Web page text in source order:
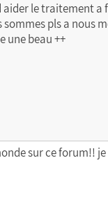
aider le traitement
pls a nous
une beau ++
sur ce forum!!